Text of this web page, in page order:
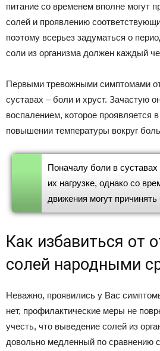
питание со временем вполне могут
солей и проявлению
поэтому всерьез задуматься о
соли из организма должен каждый
Первыми тревожными симптомами
суставах – боли и хруст. Зачастую
воспалением, которое проявляется
повышении температуры вокруг
Поначалу боли в суставах
их нагрузке, однако со
движения могут причинять
Как избавиться от
солей народными
Неважно, проявились у Вас
нет, профилактические меры не
учесть, что выведение солей из
довольно медленный по сравнению